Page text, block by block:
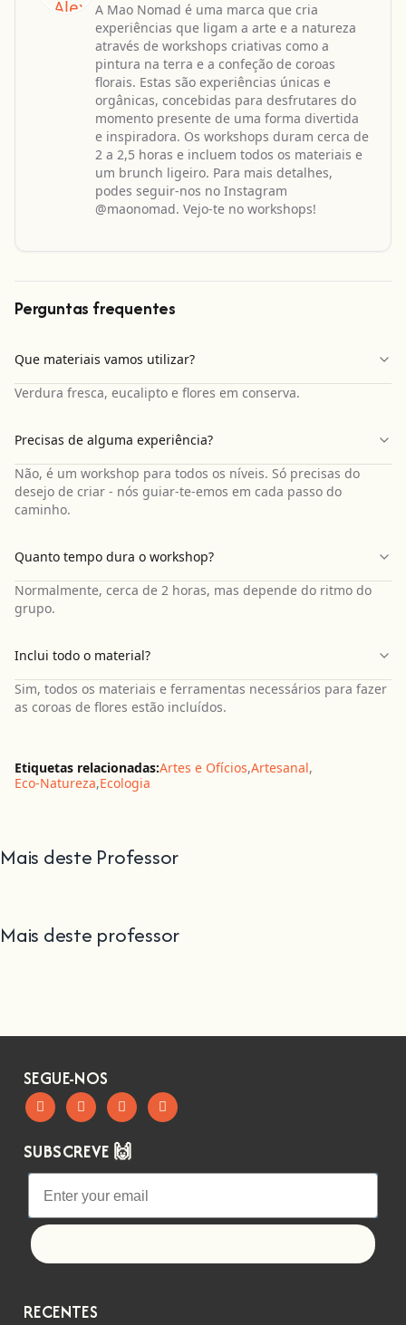
A Mao Nomad é uma marca que cria
experiências que ligam a arte e a natureza
através de workshops criativas como a
pintura na terra e a confeção de coroas
florais. Estas são experiências únicas e
orgânicas, concebidas para desfrutares do
momento presente de uma forma divertida
e inspiradora. Os workshops duram cerca de
2 a 2,5 horas e incluem todos os materiais e
um brunch ligeiro. Para mais detalhes,
podes seguir-nos no Instagram
@maonomad. Vejo-te no workshops!
Perguntas frequentes
Que materiais vamos utilizar?
Verdura fresca, eucalipto e flores em conserva.
Precisas de alguma experiência?
Não, é um workshop para todos os níveis. Só precisas do
desejo de criar - nós guiar-te-emos em cada passo do
caminho.
Quanto tempo dura o workshop?
Normalmente, cerca de 2 horas, mas depende do ritmo do
grupo.
Inclui todo o material?
Sim, todos os materiais e ferramentas necessários para fazer
as coroas de flores estão incluídos.
Etiquetas relacionadas:Artes e Ofícios,Artesanal,
Eco-Natureza,Ecologia
Mais deste Professor
Mais deste professor
SEGUE-NOS
SUBSCREVE 🙌
RECENTES